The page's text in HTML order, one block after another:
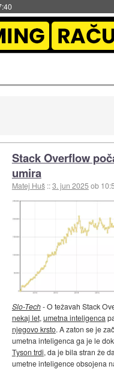
Stack Overflow
umira
Matej Huš ::3. jun 2025ob
Slo-Tech- O težavah Stack
nekaj let, umetna inteligenca
njegovo krsto. A zaton se je
umetna inteligenca ga je le
Tyson trdi, da je bila stran že
umetne inteligence obsojena